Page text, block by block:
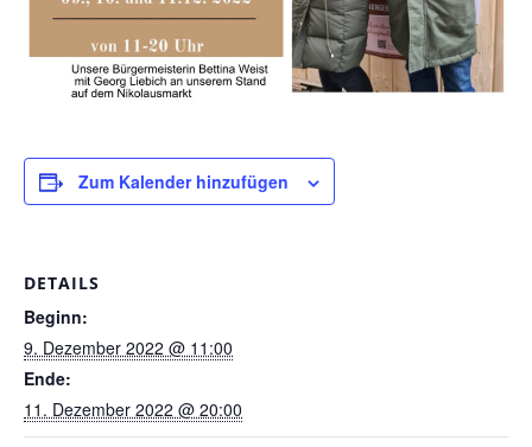
Zum Kalender hinzufügen
DETAILS
Beginn:
9. Dezember 2022 @ 11:00
Ende:
11. Dezember 2022 @ 20:00